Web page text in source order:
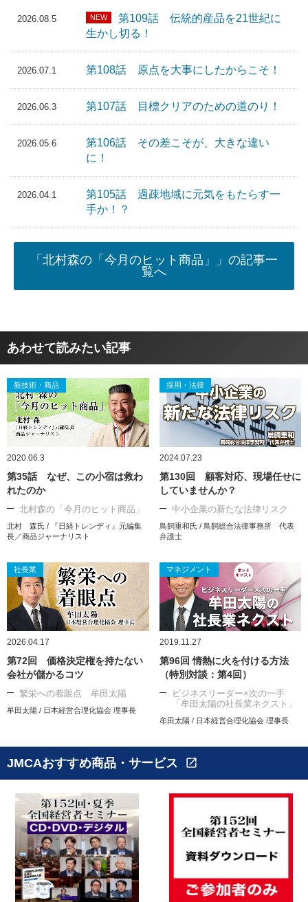
2026.08.5 NEW
第109話 伝統的産品を21世紀に
生かし切る！
2026.07.1 第108話 原点を大事にしたからこそ！
2026.06.3 第107話 目標クリアのための道のり！
2026.05.6
第106話 その差こそが、大きな違い
に！
2026.04.1
第105話 過疎地域に元気をもたらす一
手か！？
「北村森の「今月のヒット商品」」の記事一
覧へ
あわせて読みたい記事
新技術・商品
2020.06.3
第35話 なぜ、この小宿は救わ
れたのか
北村森の「今月のヒット商品」
北村 森氏 / 『日経トレンディ』元編集
長／商品ジャーナリスト
採用・法律
2024.07.23
第130回 顧客対応、現場任せに
していませんか？
中小企業の新たな法律リスク
鳥飼重和氏 / 鳥飼総合法律事務所 代表
弁護士
社長業
2026.04.17
第72回 価格決定権を持たない
会社が儲かるコツ
繁栄への着眼点 牟田太陽
牟田太陽 / 日本経営合理化協会 理事長
マネジメント
2019.11.27
第96回 情熱に火を付ける方法
（特別対談：第4回）
ビジネスリーダー×次の一手
「牟田太陽の社長業ネクスト」
牟田太陽 / 日本経営合理化協会 理事長
JMCAおすすめ商品・サービス open_in_new